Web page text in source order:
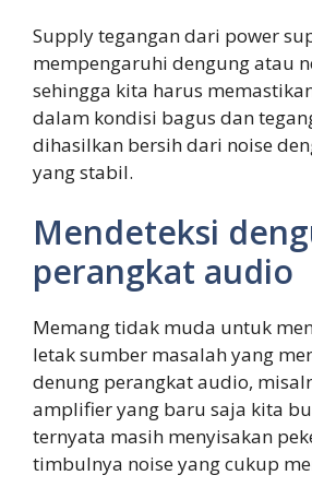
Supply tegangan dari power
mempengaruhi dengung atau
sehingga kita harus
dalam kondisi bagus dan
dihasilkan bersih dari noise
yang stabil.
Mendeteksi
perangkat audio
Memang tidak muda untuk
letak sumber masalah yang
denung perangkat audio,
amplifier yang baru saja kita
ternyata masih menyisakan
timbulnya noise yang cukup